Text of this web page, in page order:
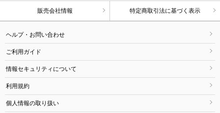
販売会社情報 特定商取引法に基づく表示
ヘルプ・お問い合わせ
ご利用ガイド
情報セキュリティについて
利用規約
個人情報の取り扱い